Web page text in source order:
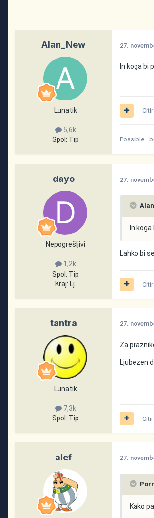
Alan_New
Lunatik
5,6k
Spol: Tip
27.
In koga bi
dayo
Nepogrešljivi
1,2k
Spol: Tip
Kraj: Lj.
27.
In
Lahko bi
tantra
Lunatik
7,3k
Spol: Tip
27.
Za
Ljubezen
alef 27.
Kako